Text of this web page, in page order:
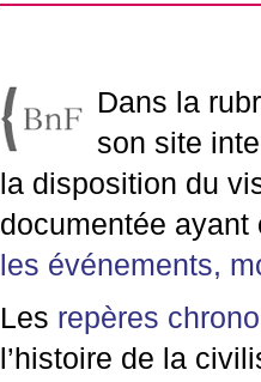
Dans la
son site
la disposition du
documentée ayant
les événements,
Les repères
l’histoire de la